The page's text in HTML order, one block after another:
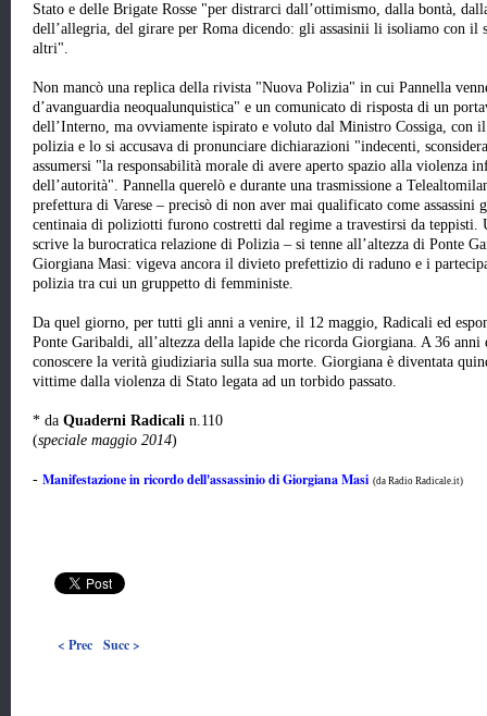
Stato e delle Brigate Rosse "per distrarci dall’ottimismo, dalla bontà,
dell’allegria, del girare per Roma dicendo: gli assasinii li isoliamo con il
altri".
Non mancò una replica della rivista "Nuova Polizia" in cui Pannella
d’avanguardia neoqualunquistica" e un comunicato di risposta di un
dell’Interno, ma ovviamente ispirato e voluto dal Ministro Cossiga, con
polizia e lo si accusava di pronunciare dichiarazioni "indecenti,
assumersi "la responsabilità morale di avere aperto spazio alla violenza
dell’autorità". Pannella querelò e durante una trasmissione a
prefettura di Varese – precisò di non aver mai qualificato come
centinaia di poliziotti furono costretti dal regime a travestirsi da teppisti.
scrive la burocratica relazione di Polizia – si tenne all’altezza di Ponte
Giorgiana Masi: vigeva ancora il divieto prefettizio di raduno e i
polizia tra cui un gruppetto di femministe.
Da quel giorno, per tutti gli anni a venire, il 12 maggio, Radicali ed
Ponte Garibaldi, all’altezza della lapide che ricorda Giorgiana. A 36
conoscere la verità giudiziaria sulla sua morte. Giorgiana è diventata
vittime dalla violenza di Stato legata ad un torbido passato.
* da Quaderni Radicali n.110
(speciale maggio 2014)
- Manifestazione in ricordo dell'assassinio di Giorgiana Masi (da Radio Radicale.it)
< Prec Succ >